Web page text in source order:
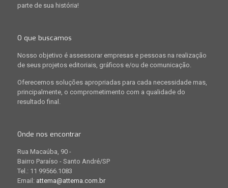
parte de sua história!
O que buscamos
Nosso objetivo é assessorar empresas e pessoas na realização
de seus projetos editoriais, gráficos e/ou de comunicação.
Oferecemos soluções apropriadas para cada necessidade mas,
principalmente, o comprometimento com a qualidade do
resultado final.
Onde nos encontrar
Rua Macaúba, 90 -
Bairro Paraíso - Santo André/SP
Tel.: 11 99566.1083
Email: attema@attema.com.br